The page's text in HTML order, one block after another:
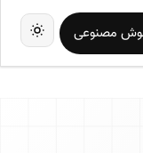
مصنوعی